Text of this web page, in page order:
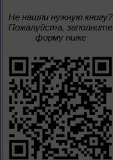
Не нашли нужную книгу?
Пожалуйста, заполните
форму ниже